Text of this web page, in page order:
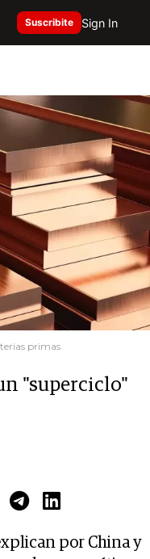
Suscribite Sign In
primas
"superciclo"
por China y